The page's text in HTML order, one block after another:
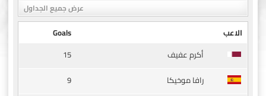
عرض جميع الجداول
الاعب
Goals
أكرم عفيف
15
رافا موخيكا
9